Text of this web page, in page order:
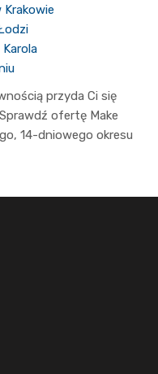
przyda Ci się
ofertę Make
14-dniowego okresu